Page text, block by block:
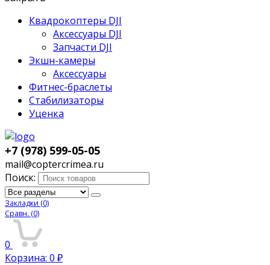
Квадрокоптеры DJI
Аксессуары DJI
Запчасти DJI
Экшн-камеры
Аксессуары
Фитнес-браслеты
Стабилизаторы
Уценка
+7 (978) 599-05-05
mail@coptercrimea.ru
Поиск:
Закладки (0)
Сравн. (0)
0
Корзина: 0 ₽